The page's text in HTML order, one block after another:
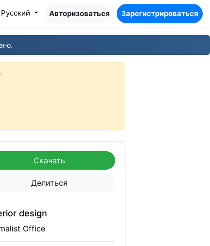
Pусский Авторизоваться Зарегистрироваться
Скачать
Делиться
design
Office